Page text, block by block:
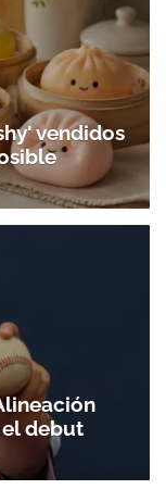
vendidos
debut